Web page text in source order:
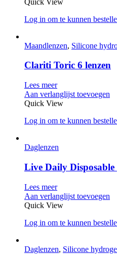
Log in om te kunnen
Maandlenzen, Silicone
Clariti Toric 6 lenzen
Lees meer
Aan verlanglijst toevoegen
Quick View
Log in om te kunnen
Daglenzen
Live Daily Disposable
Lees meer
Aan verlanglijst toevoegen
Quick View
Log in om te kunnen
Daglenzen, Silicone